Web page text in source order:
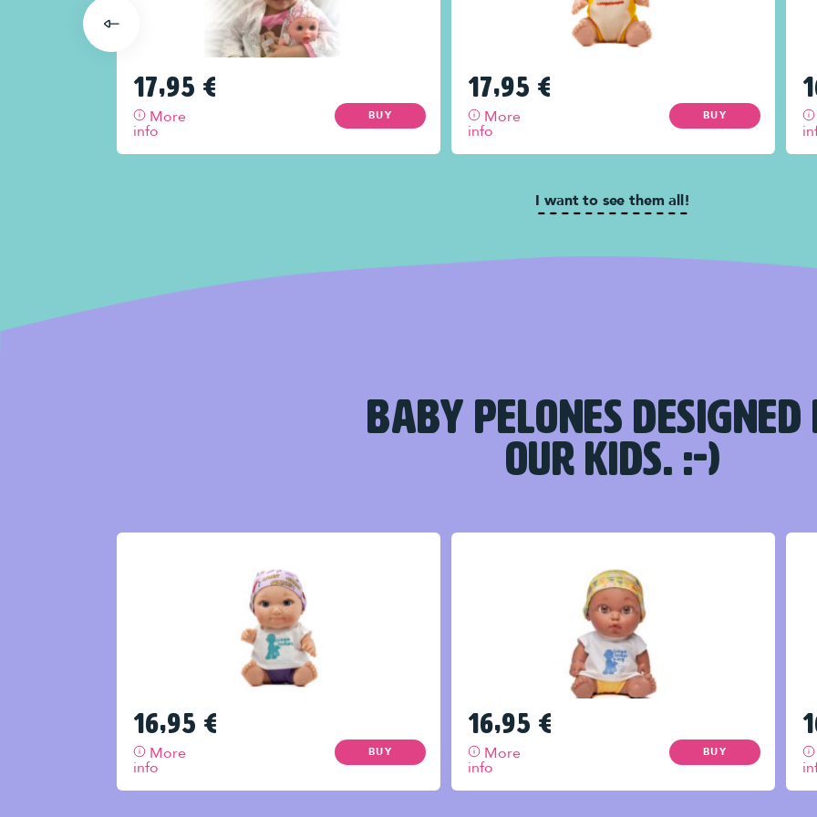
17,95 €
More
info
BUY
17,95 €
More
info
BUY
I want to see them all!
BABY PELONES DESIGNED
OUR KIDS. :-)
16,95 €
More
info
BUY
16,95 €
More
info
BUY